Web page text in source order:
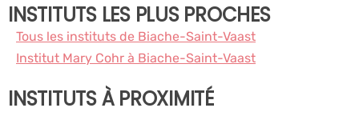
INSTITUTS LES PLUS PROCHES
Tous les instituts de Biache-Saint-Vaast
Institut Mary Cohr à Biache-Saint-Vaast
INSTITUTS À PROXIMITÉ